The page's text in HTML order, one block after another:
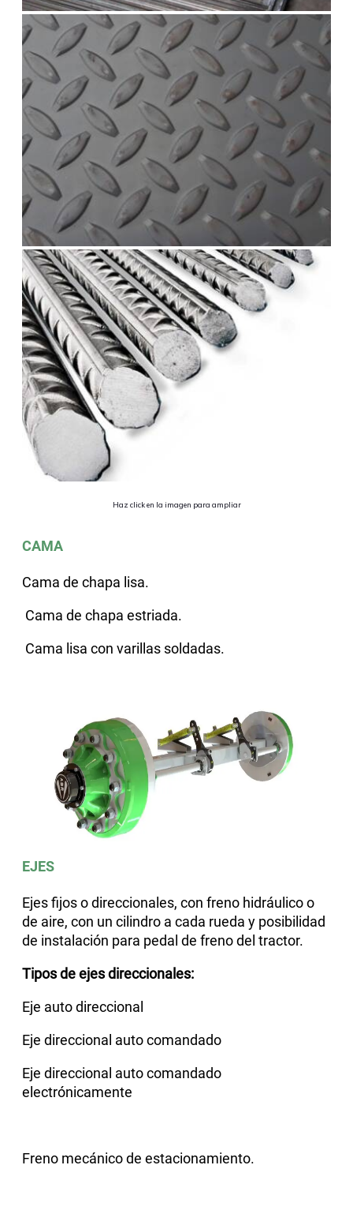
Haz click en la imagen para ampliar
CAMA
Cama de chapa lisa.
Cama de chapa estriada.
Cama lisa con varillas soldadas.
EJES
Ejes fijos o direccionales, con freno hidráulico o
de aire, con un cilindro a cada rueda y posibilidad
de instalación para pedal de freno del tractor.
Tipos de ejes direccionales:
Eje auto direccional
Eje direccional auto comandado
Eje direccional auto comandado
electrónicamente
Freno mecánico de estacionamiento.